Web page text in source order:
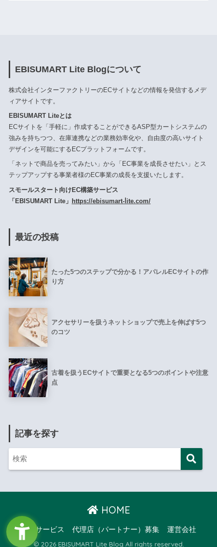
EBISUMART Lite Blogについて
株式会社インターファクトリーのECサイトなどの情報を発信するメデ
ィアサイトです。
EBISUMART Liteとは
ECサイトを「手軽に」作成することができるASP型カートシステムの
強みを持ちつつ、在庫連携などの業務効率化や、自由度の高いサイト
デザインを可能にするECプラットフォームです。
「ネットで商品を売ってみたい」から「EC事業を成長させたい」とス
テップアップする事業者様のEC事業の成長を支援いたします。
スモールスタート向けEC構築サービス
「EBISUMART Lite」 https://ebisumart-ⅼite.com/
最近の投稿
たった5つのステップで分かる！アパレルECサイトの作
り方
アクセサリーを扱うネットショップで売上を伸ばす5つ
のコツ
古着を扱うECサイトで重要となる5つのポイントや注意
点
記事を探す
HOME
提供サービス 代理店（パートナー）募集 運営会社
© 2026 EBISUMART Lite Blog All rights reserved.